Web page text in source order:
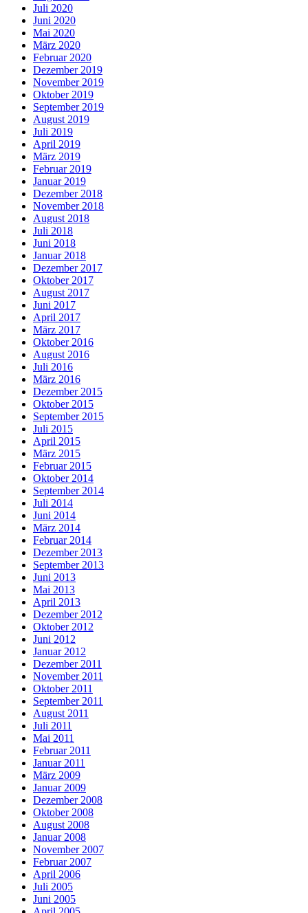
Juli 2020
Juni 2020
Mai 2020
März 2020
Februar 2020
Dezember 2019
November 2019
Oktober 2019
September 2019
August 2019
Juli 2019
April 2019
März 2019
Februar 2019
Januar 2019
Dezember 2018
November 2018
August 2018
Juli 2018
Juni 2018
Januar 2018
Dezember 2017
Oktober 2017
August 2017
Juni 2017
April 2017
März 2017
Oktober 2016
August 2016
Juli 2016
März 2016
Dezember 2015
Oktober 2015
September 2015
Juli 2015
April 2015
März 2015
Februar 2015
Oktober 2014
September 2014
Juli 2014
Juni 2014
März 2014
Februar 2014
Dezember 2013
September 2013
Juni 2013
Mai 2013
April 2013
Dezember 2012
Oktober 2012
Juni 2012
Januar 2012
Dezember 2011
November 2011
Oktober 2011
September 2011
August 2011
Juli 2011
Mai 2011
Februar 2011
Januar 2011
März 2009
Januar 2009
Dezember 2008
Oktober 2008
August 2008
Januar 2008
November 2007
Februar 2007
April 2006
Juli 2005
Juni 2005